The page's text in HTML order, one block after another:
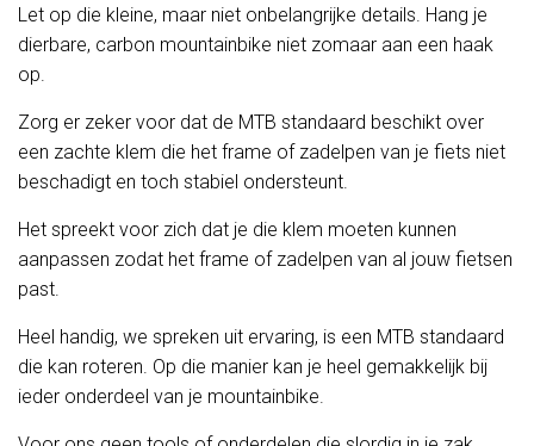
Let op die kleine, maar niet onbelangrijke details. Hang je
dierbare, carbon mountainbike niet zomaar aan een haak
op.
Zorg er zeker voor dat de MTB standaard beschikt over
een zachte klem die het frame of zadelpen van je fiets niet
beschadigt en toch stabiel ondersteunt.
Het spreekt voor zich dat je die klem moeten kunnen
aanpassen zodat het frame of zadelpen van al jouw fietsen
past.
Heel handig, we spreken uit ervaring, is een MTB standaard
die kan roteren. Op die manier kan je heel gemakkelijk bij
ieder onderdeel van je mountainbike.